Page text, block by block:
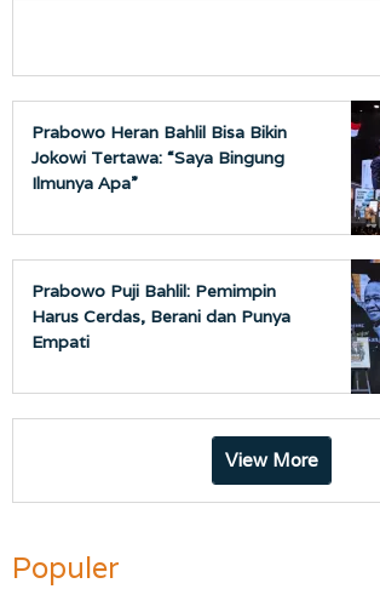
Prabowo Heran Bahlil Bisa Bikin
Jokowi Tertawa: “Saya Bingung
Ilmunya Apa”
Prabowo Puji Bahlil: Pemimpin
Harus Cerdas, Berani dan Punya
Empati
View More
Populer